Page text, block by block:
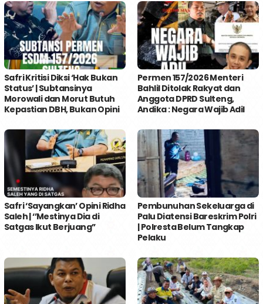
Safri Kritisi Diksi ‘Hak Bukan
Status’ | Subtansinya
Morowali dan Morut Butuh
Kepastian DBH, Bukan Opini
Permen 157/2026 Menteri
Bahlil Ditolak Rakyat dan
Anggota DPRD Sulteng,
Andika : Negara Wajib Adil
Safri ‘Sayangkan’ Opini Ridha
Saleh | ‘’Mestinya Dia di
Satgas Ikut Berjuang’’
Pembunuhan Sekeluarga di
Palu Diatensi Bareskrim Polri
| Polresta Belum Tangkap
Pelaku